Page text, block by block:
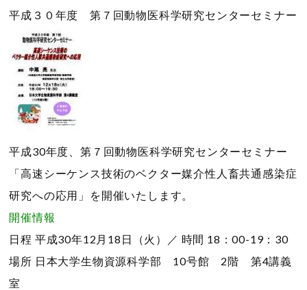
平成３０年度 第７回動物医科学研究センターセミナー
平成30年度、第７回動物医科学研究センターセミナー
「高速シーケンス技術のベクター媒介性人畜共通感染症
研究への応用」を開催いたします。
開催情報
日程 平成30年12月18日（火）／ 時間 18：00-19：30
場所 日本大学生物資源科学部 10号館 2階 第4講義
室